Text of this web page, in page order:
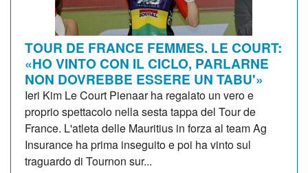
TOUR DE FRANCE FEMMES. LE COURT:
«HO VINTO CON IL CICLO, PARLARNE
NON DOVREBBE ESSERE UN TABU'»
Ieri Kim Le Court Pienaar ha regalato un vero e
proprio spettacolo nella sesta tappa del Tour de
France. L'atleta delle Mauritius in forza al team Ag
Insurance ha prima inseguito e poi ha vinto sul
traguardo di Tournon sur...